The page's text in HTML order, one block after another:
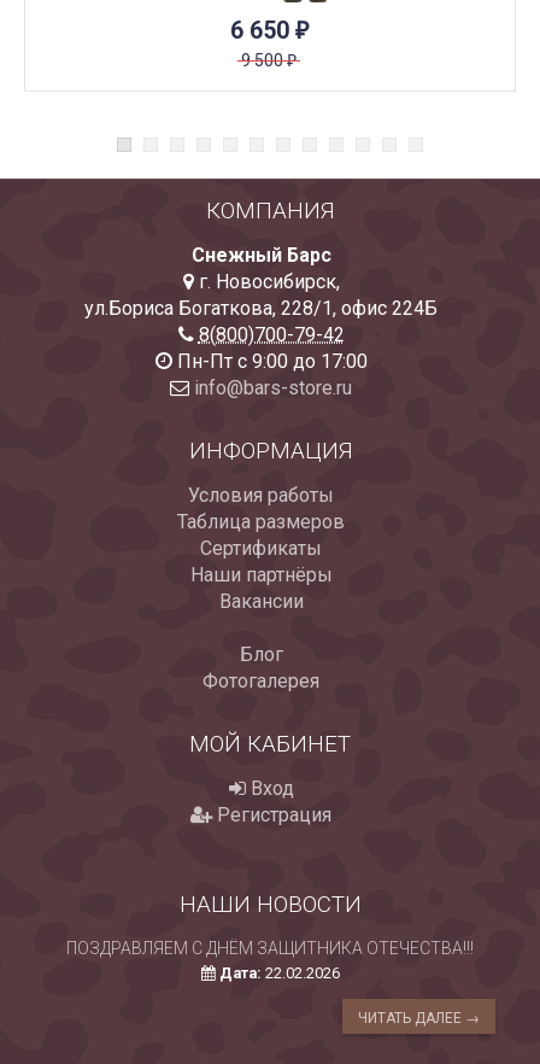
6 650 ₽
9 500₽
КОМПАНИЯ
Снежный Барс
г. Новосибирск,
ул.Бориса Богаткова, 228/1, офис 224Б
8(800)700-79-42
Пн-Пт с 9:00 до 17:00
info@bars-store.ru
ИНФОРМАЦИЯ
Условия работы
Таблица размеров
Сертификаты
Наши партнёры
Вакансии
Блог
Фотогалерея
МОЙ КАБИНЕТ
Вход
Регистрация
НАШИ НОВОСТИ
ПОЗДРАВЛЯЕМ С ДНЁМ ЗАЩИТНИКА ОТЕЧЕСТВА!!!
Дата: 22.02.2026
ЧИТАТЬ ДАЛЕЕ →